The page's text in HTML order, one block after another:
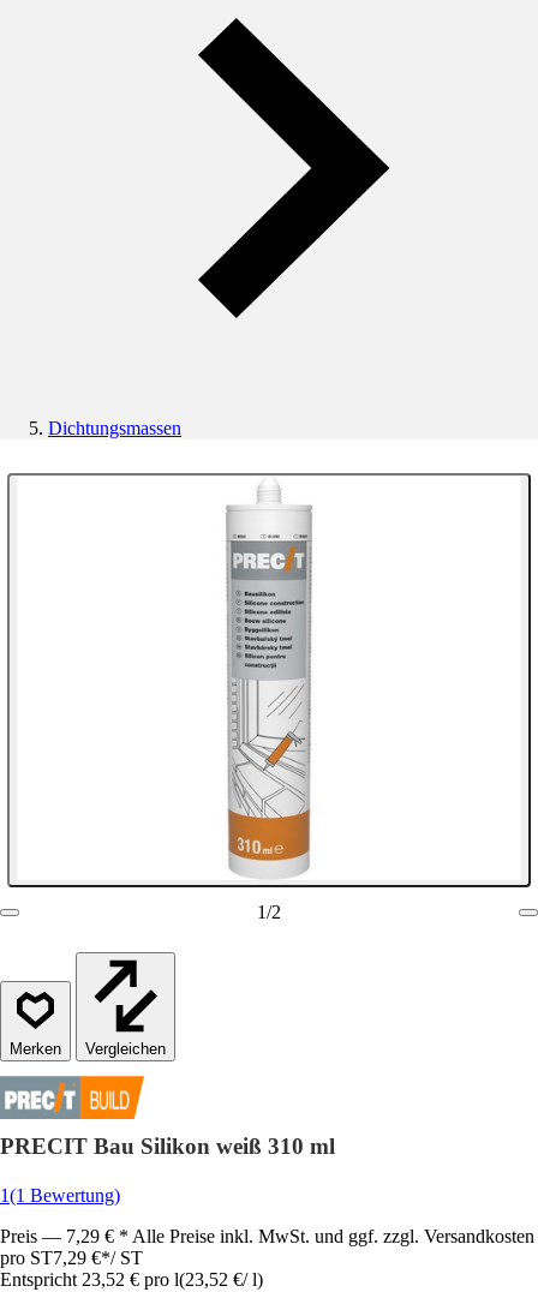
Dichtungsmassen
1/2
Vergleichen
PRECIT Bau Silikon weiß 310 ml
1(1 Bewertung)
Preis — 7,29 € * Alle Preise inkl. MwSt. und ggf. zzgl. Versandkosten
pro ST7,29 €*/ ST
Entspricht 23,52 € pro l(23,52 €/ l)